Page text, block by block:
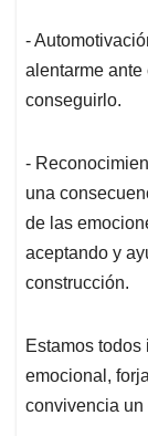
-
alentarme ante
conseguirlo.
-
una
de las
aceptando y
construcción.
Estamos
emocional,
convivencia un